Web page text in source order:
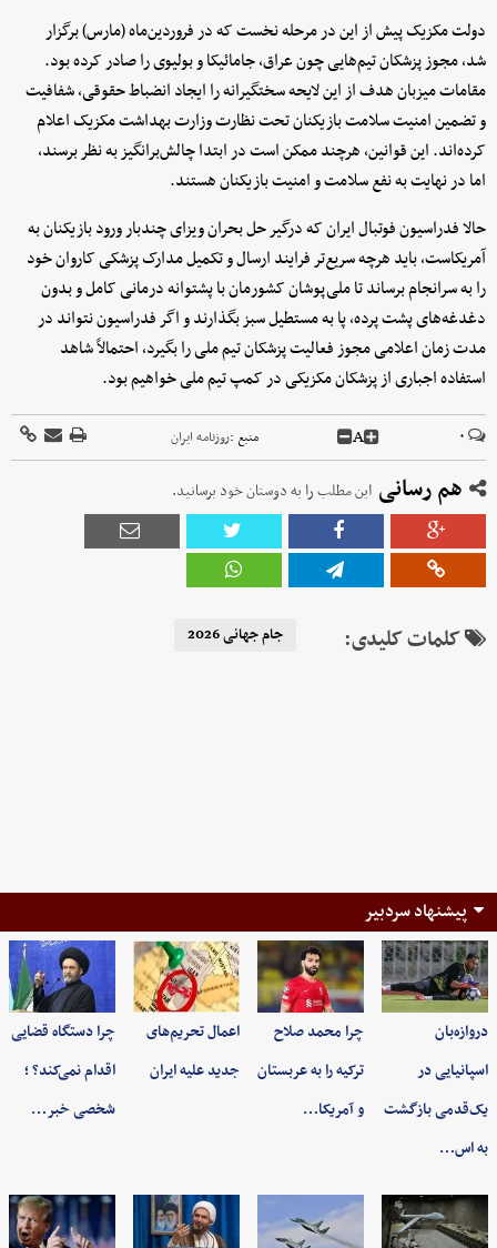
دولت مکزیک پیش از این در مرحله نخست که در فروردین‌ماه (مارس) برگزار
شد، مجوز پزشکان تیم‌هایی چون عراق، جامائیکا و بولیوی را صادر کرده بود.
مقامات میزبان هدف از این لایحه سختگیرانه را ایجاد انضباط حقوقی، شفافیت
و تضمین امنیت سلامت بازیکنان تحت نظارت وزارت بهداشت مکزیک اعلام
کرده‌اند. این قوانین، هرچند ممکن است در ابتدا چالش‌برانگیز به نظر برسند،
اما در نهایت به نفع سلامت و امنیت بازیکنان هستند.
حالا فدراسیون فوتبال ایران که درگیر حل بحران ویزای چندبار ورود بازیکنان به
آمریکاست، باید هرچه سریع‌تر فرایند ارسال و تکمیل مدارک پزشکی کاروان خود
را به سرانجام برساند تا ملی‌پوشان کشورمان با پشتوانه درمانی کامل و بدون
دغدغه‌های پشت پرده، پا به مستطیل سبز بگذارند و اگر فدراسیون نتواند در
مدت زمان اعلامی مجوز فعالیت پزشکان تیم ملی را بگیرد، احتمالاً شاهد
استفاده اجباری از پزشکان مکزیکی در کمپ تیم ملی خواهیم بود.
۰ A منبع :روزنامه ایران
هم رسانی این مطلب را به دوستان خود برسانید.
کلمات کلیدی: جام جهانی 2026
پیشنهاد سردبیر
دروازه‌بان
اسپانیایی در
یک‌قدمی بازگشت
به اس…
چرا محمد صلاح
ترکیه را به عربستان
و آمریکا…
اعمال تحریم‌های
جدید علیه ایران
چرا دستگاه قضایی
اقدام نمی‌کند؟ ؛
شخصی خبر…